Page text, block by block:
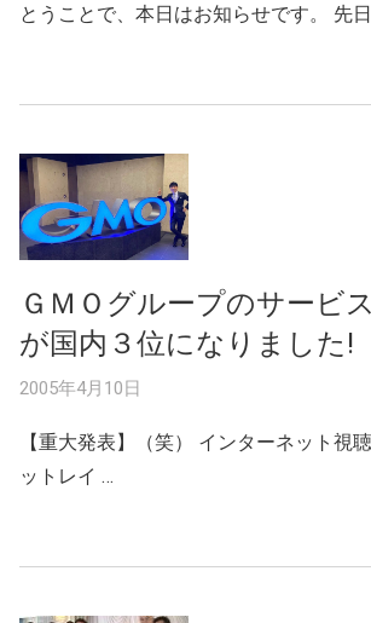
とうことで、本日はお知らせです。 先
ＧＭＯグループのサービ
が国内３位になりました!
2005年4月10日
【重大発表】（笑） インターネット視
ットレイ …